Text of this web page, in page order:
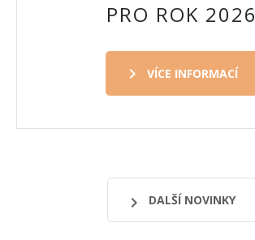
PRO ROK 2026
VÍCE INFORMACÍ
DALŠÍ NOVINKY